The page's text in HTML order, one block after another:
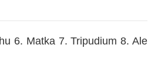
6. Matka 7. Tripudium 8. Ale